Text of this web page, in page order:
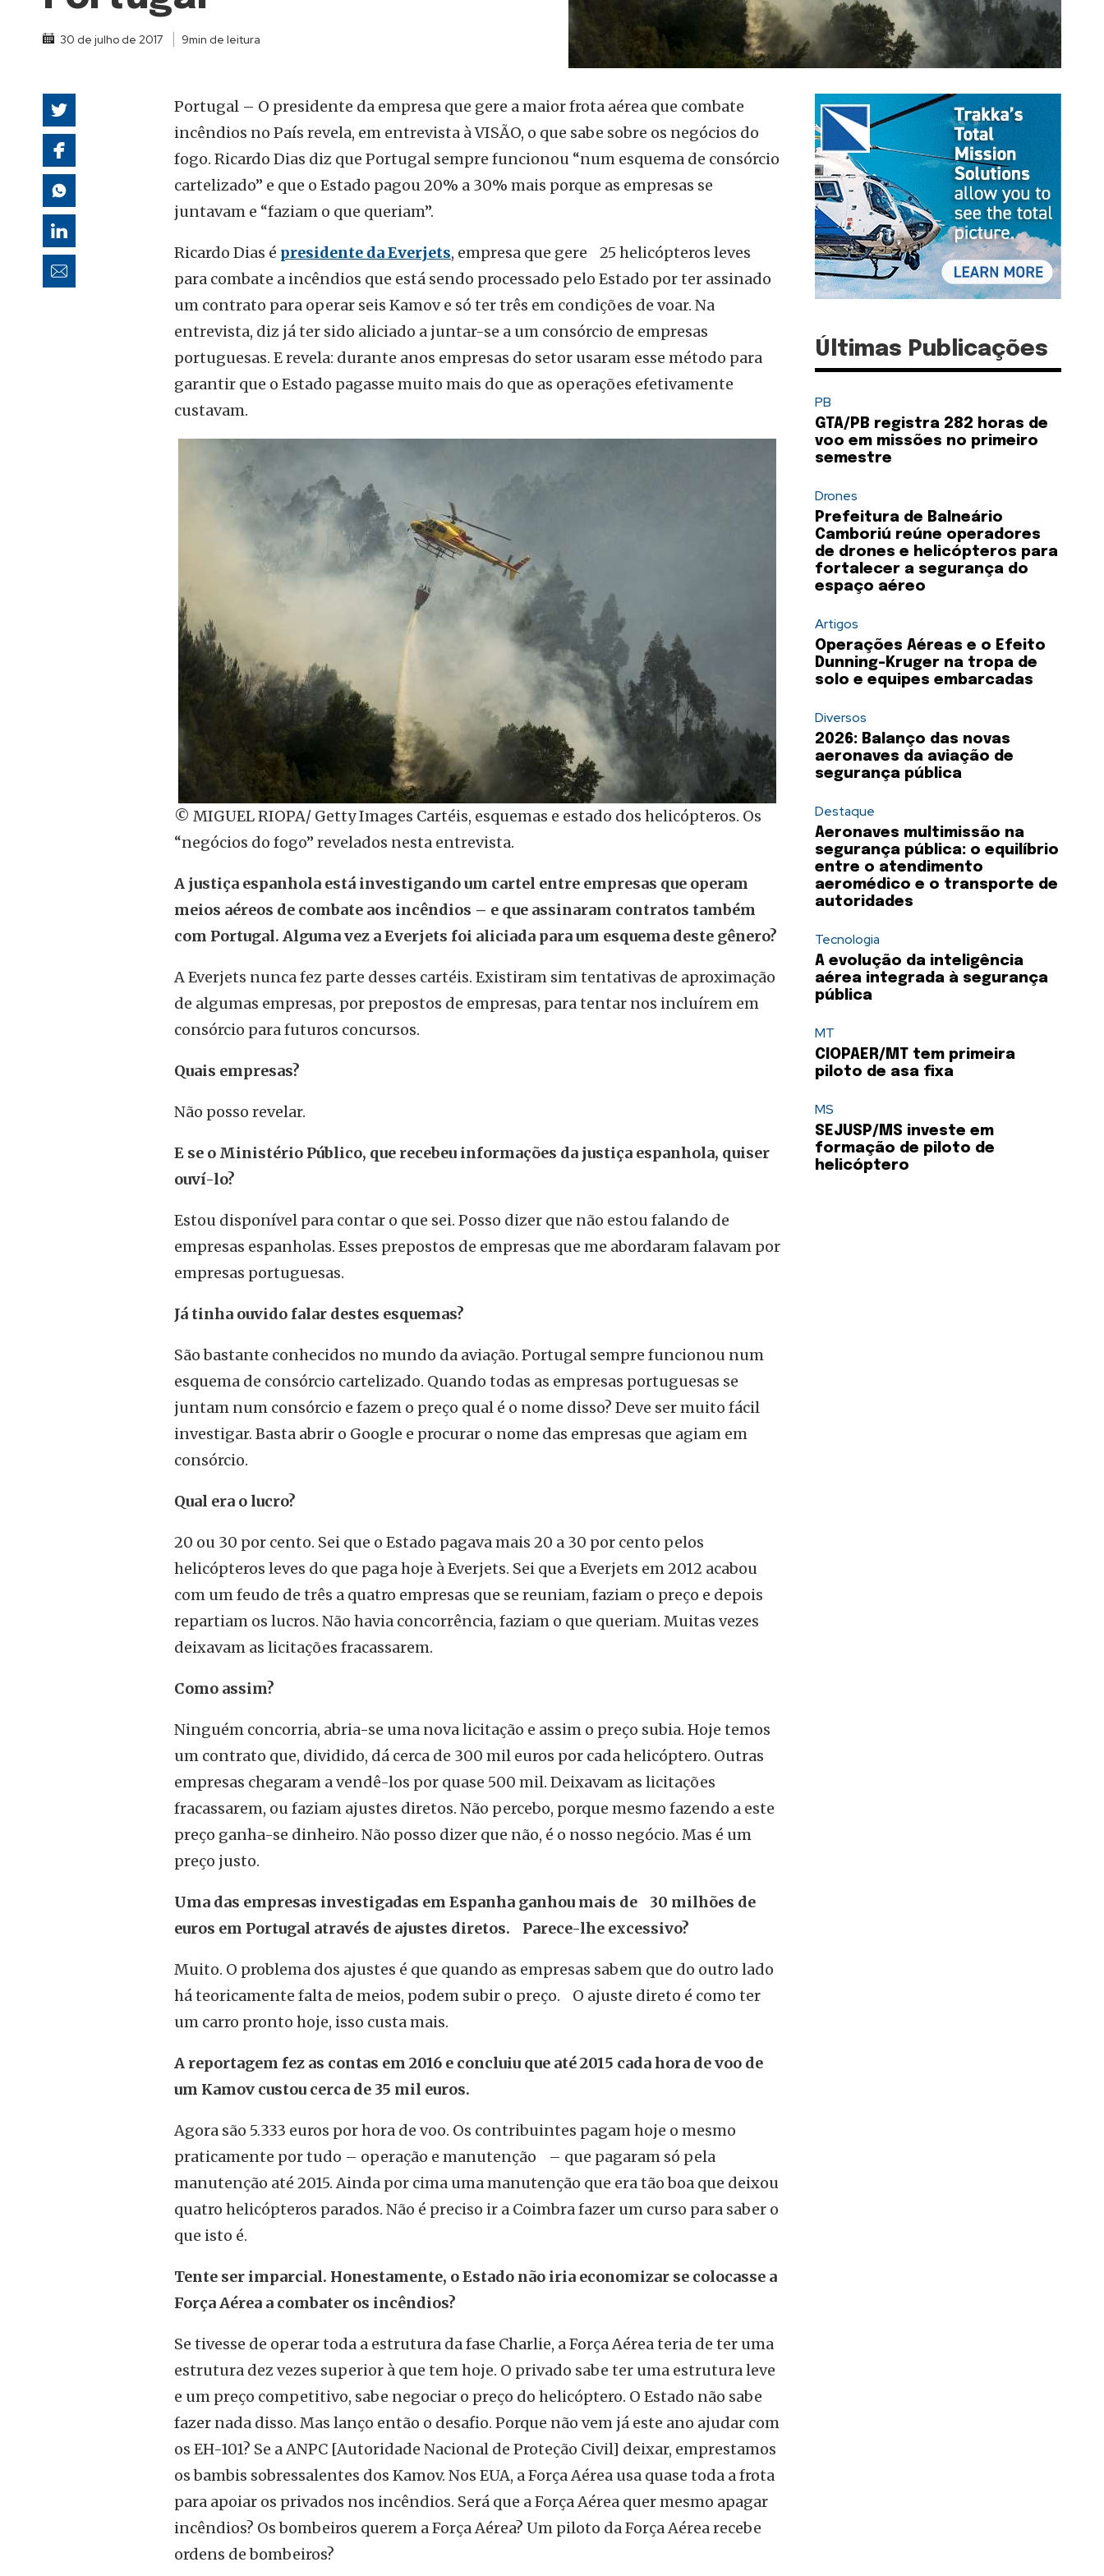
30 de julho de 2017 9min de leitura
Portugal – O presidente da empresa que gere a maior frota aérea que combate
incêndios no País revela, em entrevista à VISÃO, o que sabe sobre os negócios do
fogo. Ricardo Dias diz que Portugal sempre funcionou “num esquema de consórcio
cartelizado” e que o Estado pagou 20% a 30% mais porque as empresas se
juntavam e “faziam o que queriam”.
Ricardo Dias é presidente da Everjets, empresa que gere 25 helicópteros leves
para combate a incêndios que está sendo processado pelo Estado por ter assinado
um contrato para operar seis Kamov e só ter três em condições de voar. Na
entrevista, diz já ter sido aliciado a juntar-se a um consórcio de empresas
portuguesas. E revela: durante anos empresas do setor usaram esse método para
garantir que o Estado pagasse muito mais do que as operações efetivamente
custavam.
© MIGUEL RIOPA/ Getty Images Cartéis, esquemas e estado dos helicópteros. Os
“negócios do fogo” revelados nesta entrevista.
A justiça espanhola está investigando um cartel entre empresas que operam
meios aéreos de combate aos incêndios – e que assinaram contratos também
com Portugal. Alguma vez a Everjets foi aliciada para um esquema deste gênero?
A Everjets nunca fez parte desses cartéis. Existiram sim tentativas de aproximação
de algumas empresas, por prepostos de empresas, para tentar nos incluírem em
consórcio para futuros concursos.
Quais empresas?
Não posso revelar.
E se o Ministério Público, que recebeu informações da justiça espanhola, quiser
ouví-lo?
Estou disponível para contar o que sei. Posso dizer que não estou falando de
empresas espanholas. Esses prepostos de empresas que me abordaram falavam por
empresas portuguesas.
Já tinha ouvido falar destes esquemas?
São bastante conhecidos no mundo da aviação. Portugal sempre funcionou num
esquema de consórcio cartelizado. Quando todas as empresas portuguesas se
juntam num consórcio e fazem o preço qual é o nome disso? Deve ser muito fácil
investigar. Basta abrir o Google e procurar o nome das empresas que agiam em
consórcio.
Qual era o lucro?
20 ou 30 por cento. Sei que o Estado pagava mais 20 a 30 por cento pelos
helicópteros leves do que paga hoje à Everjets. Sei que a Everjets em 2012 acabou
com um feudo de três a quatro empresas que se reuniam, faziam o preço e depois
repartiam os lucros. Não havia concorrência, faziam o que queriam. Muitas vezes
deixavam as licitações fracassarem.
Como assim?
Ninguém concorria, abria-se uma nova licitação e assim o preço subia. Hoje temos
um contrato que, dividido, dá cerca de 300 mil euros por cada helicóptero. Outras
empresas chegaram a vendê-los por quase 500 mil. Deixavam as licitações
fracassarem, ou faziam ajustes diretos. Não percebo, porque mesmo fazendo a este
preço ganha-se dinheiro. Não posso dizer que não, é o nosso negócio. Mas é um
preço justo.
Uma das empresas investigadas em Espanha ganhou mais de 30 milhões de
euros em Portugal através de ajustes diretos. Parece-lhe excessivo?
Muito. O problema dos ajustes é que quando as empresas sabem que do outro lado
há teoricamente falta de meios, podem subir o preço. O ajuste direto é como ter
um carro pronto hoje, isso custa mais.
A reportagem fez as contas em 2016 e concluiu que até 2015 cada hora de voo de
um Kamov custou cerca de 35 mil euros.
Agora são 5.333 euros por hora de voo. Os contribuintes pagam hoje o mesmo
praticamente por tudo – operação e manutenção – que pagaram só pela
manutenção até 2015. Ainda por cima uma manutenção que era tão boa que deixou
quatro helicópteros parados. Não é preciso ir a Coimbra fazer um curso para saber o
que isto é.
Tente ser imparcial. Honestamente, o Estado não iria economizar se colocasse a
Força Aérea a combater os incêndios?
Se tivesse de operar toda a estrutura da fase Charlie, a Força Aérea teria de ter uma
estrutura dez vezes superior à que tem hoje. O privado sabe ter uma estrutura leve
e um preço competitivo, sabe negociar o preço do helicóptero. O Estado não sabe
fazer nada disso. Mas lanço então o desafio. Porque não vem já este ano ajudar com
os EH-101? Se a ANPC [Autoridade Nacional de Proteção Civil] deixar, emprestamos
os bambis sobressalentes dos Kamov. Nos EUA, a Força Aérea usa quase toda a frota
para apoiar os privados nos incêndios. Será que a Força Aérea quer mesmo apagar
incêndios? Os bombeiros querem a Força Aérea? Um piloto da Força Aérea recebe
ordens de bombeiros?
Últimas Publicações
PB
GTA/PB registra 282 horas de
voo em missões no primeiro
semestre
Drones
Prefeitura de Balneário
Camboriú reúne operadores
de drones e helicópteros para
fortalecer a segurança do
espaço aéreo
Artigos
Operações Aéreas e o Efeito
Dunning-Kruger na tropa de
solo e equipes embarcadas
Diversos
2026: Balanço das novas
aeronaves da aviação de
segurança pública
Destaque
Aeronaves multimissão na
segurança pública: o equilíbrio
entre o atendimento
aeromédico e o transporte de
autoridades
Tecnologia
A evolução da inteligência
aérea integrada à segurança
pública
MT
CIOPAER/MT tem primeira
piloto de asa fixa
MS
SEJUSP/MS investe em
formação de piloto de
helicóptero